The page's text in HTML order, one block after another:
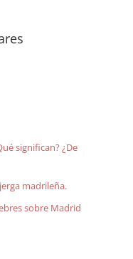
significan? ¿De
madrileña.
sobre Madrid